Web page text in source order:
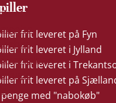
rengøring
fugle
frit leveret på Fyn
frit leveret i Jylland
frit leveret i
frit leveret på
med "nabokøb"